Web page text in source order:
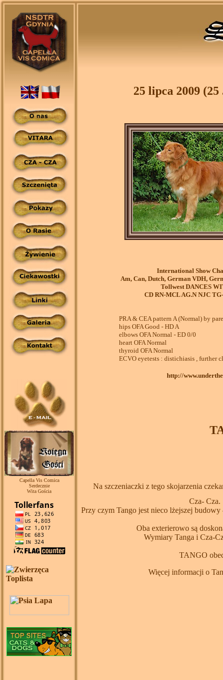
Capella Vis Comica
Serdecznie
Wita Gościa
25 lipca 2009
International Show
Am, Can, Dutch, German VDH,
Tollwest DANCES
CD RN-MCL AG.N NJC
PRA & CEA pattern A (Normal) by
hips OFA Good - HD A
elbows OFA Normal - ED 0/0
heart OFA Normal
thyroid OFA Normal
ECVO eyetests : distichiasis , further
http://
Na szczeniaczki z tego skojarzenia
Cza- Cza.
Przy czym Tango jest nieco lżejszej
Oba exterierowo są
Wymiary Tanga i Cza-
TANGO
Więcej informacji o